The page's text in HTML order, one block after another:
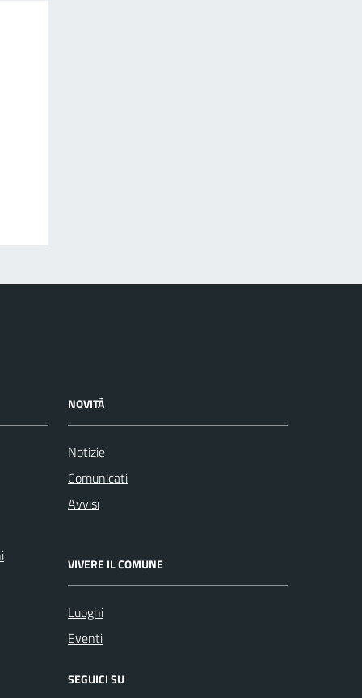
NOVITÀ
Notizie
Comunicati
Avvisi
VIVERE IL COMUNE
Luoghi
Eventi
SEGUICI SU